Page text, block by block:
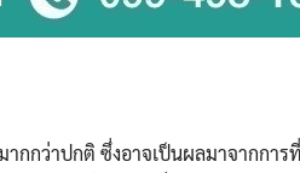
กว่าปกติ ซึ่งอาจเป็นผลมาจากการ